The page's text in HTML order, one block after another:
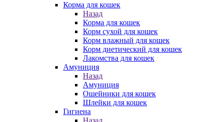
Корма для кошек
Назад
Корма для кошек
Корм сухой для кошек
Корм влажный для кошек
Корм диетический для кошек
Лакомства для кошек
Амуниция
Назад
Амуниция
Ошейники для кошек
Шлейки для кошек
Гигиена
Назад